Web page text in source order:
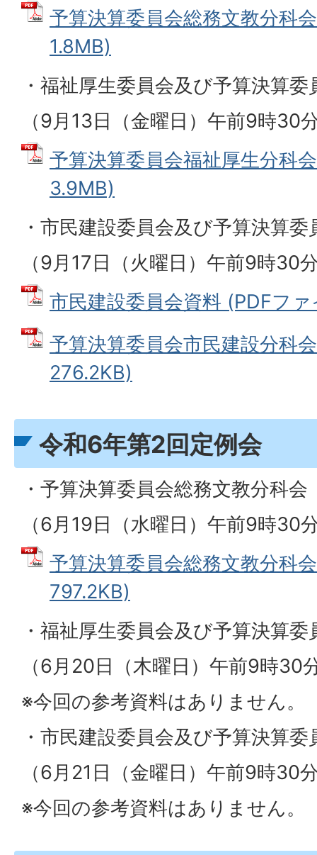
予算決算委員会総務文教分科
1.8MB)
・福祉厚生委員会及び予算決算
（9月13日（金曜日）午前9時30
予算決算委員会福祉厚生分科
3.9MB)
・市民建設委員会及び予算決算
（9月17日（火曜日）午前9時30
市民建設委員会資料 (PDFフ
予算決算委員会市民建設分科
276.2KB)
令和6年第2回定例会
・予算決算委員会総務文教分科会
（6月19日（水曜日）午前9時30
予算決算委員会総務文教分科
797.2KB)
・福祉厚生委員会及び予算決算
（6月20日（木曜日）午前9時30
※今回の参考資料はありません。
・市民建設委員会及び予算決算
（6月21日（金曜日）午前9時30
※今回の参考資料はありません。